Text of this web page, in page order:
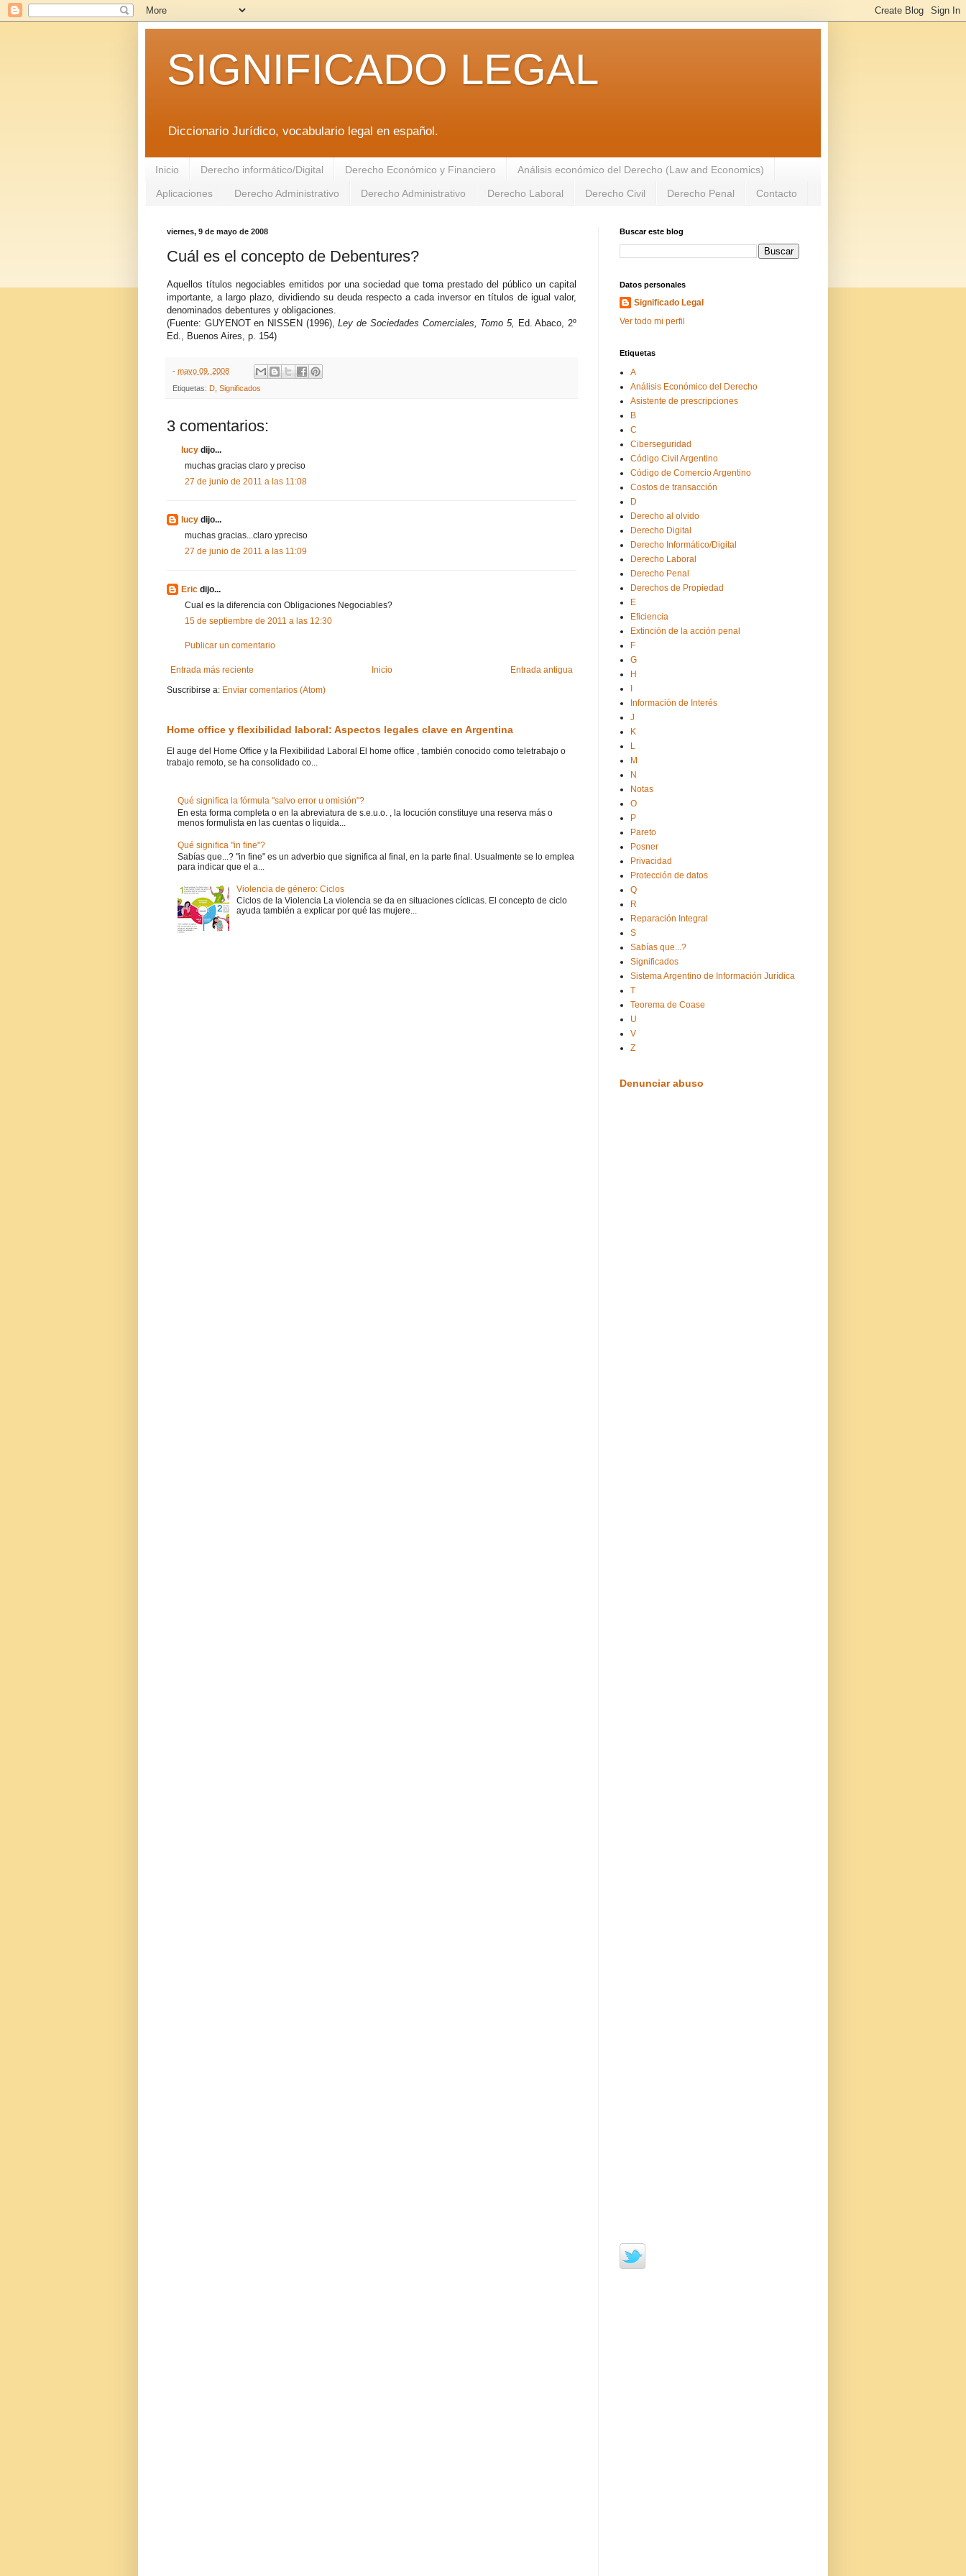
SIGNIFICADO LEGAL
Diccionario Jurídico, vocabulario legal en español.
Inicio Derecho informático/Digital Derecho Económico y Financiero Análisis económico del Derecho (Law and Economics)
Aplicaciones Derecho Administrativo Derecho Administrativo Derecho Laboral Derecho Civil Derecho Penal Contacto
viernes, 9 de mayo de 2008
Cuál es el concepto de Debentures?
Aquellos títulos negociables emitidos por una sociedad que toma prestado del público un capital
importante, a largo plazo, dividiendo su deuda respecto a cada inversor en títulos de igual valor,
denominados debentures y obligaciones.
(Fuente: GUYENOT en NISSEN (1996),Ley de Sociedades Comerciales, Tomo 5, Ed. Abaco, 2º
Ed., Buenos Aires, p. 154)
- mayo 09, 2008
Etiquetas: D Significados
3 comentarios:
lucy dijo...
muchas gracias claro y preciso
27 de junio de 2011 a las 11:08
lucy dijo...
muchas gracias...claro ypreciso
27 de junio de 2011 a las 11:09
Eric dijo...
Cual es la diferencia con Obligaciones Negociables?
15 de septiembre de 2011 a las 12:30
Publicar un comentario
Entrada más reciente Entrada antigua
Inicio
Suscribirse a: Enviar comentarios (Atom)
Home office y flexibilidad laboral: Aspectos legales clave en Argentina
El auge del Home Office y la Flexibilidad Laboral El home office , también conocido como teletrabajo o
trabajo remoto, se ha consolidado co...
Qué significa la fórmula "salvo error u omisión"?
En esta forma completa o en la abreviatura de s.e.u.o. , la locución constituye una reserva más o
menos formulista en las cuentas o liquida...
Qué significa "in fine"?
Sabías que...? "in fine" es un adverbio que significa al final, en la parte final. Usualmente se lo emplea
para indicar que el a...
Violencia de género: Ciclos
Ciclos de la Violencia La violencia se da en situaciones cíclicas. El concepto de ciclo
ayuda también a explicar por qué las mujere...
Buscar este blog
Datos personales
Significado Legal
Ver todo mi perfil
Etiquetas
A
Análisis Económico del Derecho
Asistente de prescripciones
B
C
Ciberseguridad
Código Civil Argentino
Código de Comercio Argentino
Costos de transacción
D
Derecho al olvido
Derecho Digital
Derecho Informático/Digital
Derecho Laboral
Derecho Penal
Derechos de Propiedad
E
Eficiencia
Extinción de la acción penal
F
G
H
Información de Interés
J
K
L
M
N
Notas
O
P
Pareto
Posner
Privacidad
Protección de datos
Q
R
Reparación Integral
S
Sabías que...?
Significados
Sistema Argentino de Información Jurídica
T
Teorema de Coase
U
V
Z
Denunciar abuso